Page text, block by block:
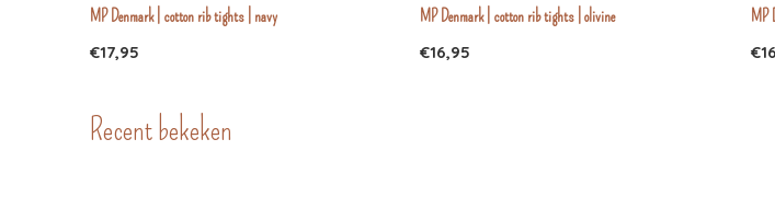
MP Denmark | cotton rib tights | navy
€17,95
MP Denmark | cotton rib tights | olivine
€16,95
MP
Recent bekeken